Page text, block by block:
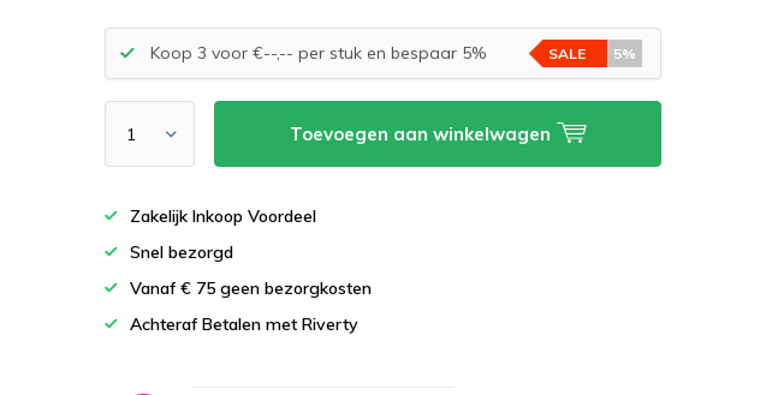
Koop 3 voor €--,-- per stuk en bespaar 5% SALE 5%
Toevoegen aan winkelwagen
Zakelijk Inkoop Voordeel
Snel bezorgd
Vanaf € 75 geen bezorgkosten
Achteraf Betalen met Riverty